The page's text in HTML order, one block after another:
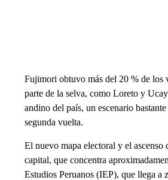
Fujimori obtuvo más del 20 % de los
parte de la selva, como Loreto y
andino del país, un escenario
segunda vuelta.
El nuevo mapa electoral y el ascenso
capital, que concentra
Estudios Peruanos (IEP), que llega a